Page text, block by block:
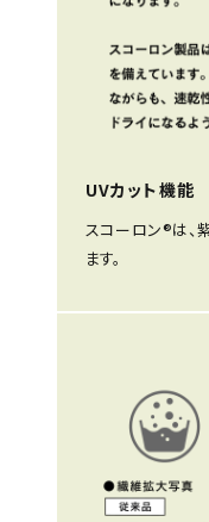
UVカット機能
スコーロン®は、
ます。